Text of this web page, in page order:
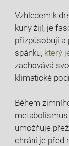
Vzhledem k
kuny žijí, je
přizpůsobují a
spánku, který
zachovává
klimatické
Během
metabolismus
umožňuje
chrání je před